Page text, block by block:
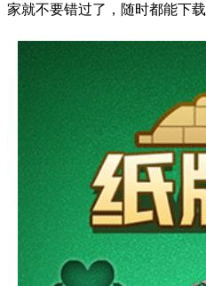
家就不要错过了，随时都能下